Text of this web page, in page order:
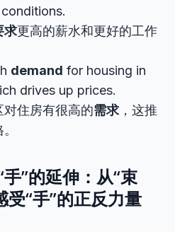
求更高的薪水和更好的工作
demand for housing in
drives up prices.
对住房有很高的需求 ，这推
”的延伸：从“束
“手”的正反力量